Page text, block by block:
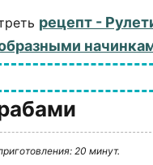
рецепт -
20 минут.